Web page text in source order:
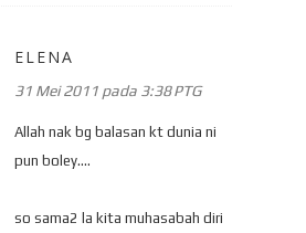
ELENA
31 Mei 2011 pada 3:38 PTG
Allah nak bg balasan kt dunia ni
pun boley....
so sama2 la kita muhasabah diri